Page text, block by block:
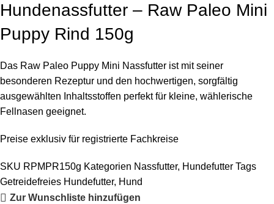
Hundenassfutter – Raw Paleo Mini
Puppy Rind 150g
Das Raw Paleo Puppy Mini Nassfutter ist mit seiner
besonderen Rezeptur und den hochwertigen, sorgfältig
ausgewählten Inhaltsstoffen perfekt für kleine, wählerische
Fellnasen geeignet.
Preise exklusiv für registrierte Fachkreise
SKU RPMPR150g Kategorien Nassfutter, Hundefutter Tags
Getreidefreies Hundefutter, Hund
Zur Wunschliste hinzufügen